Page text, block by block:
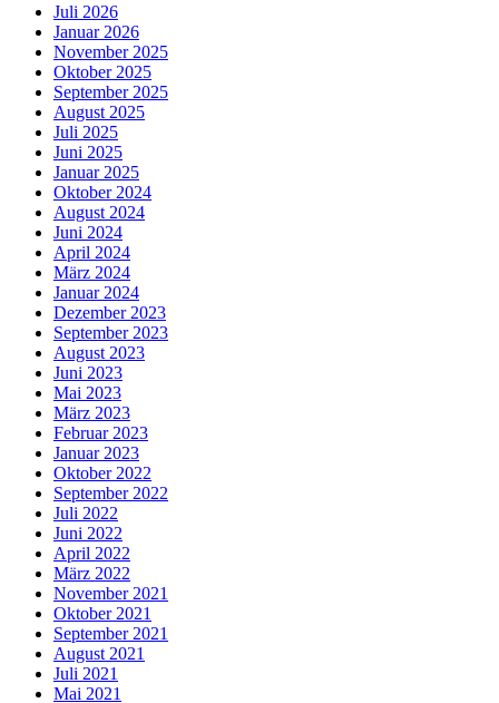
Juli 2026
Januar 2026
November 2025
Oktober 2025
September 2025
August 2025
Juli 2025
Juni 2025
Januar 2025
Oktober 2024
August 2024
Juni 2024
April 2024
März 2024
Januar 2024
Dezember 2023
September 2023
August 2023
Juni 2023
Mai 2023
März 2023
Februar 2023
Januar 2023
Oktober 2022
September 2022
Juli 2022
Juni 2022
April 2022
März 2022
November 2021
Oktober 2021
September 2021
August 2021
Juli 2021
Mai 2021